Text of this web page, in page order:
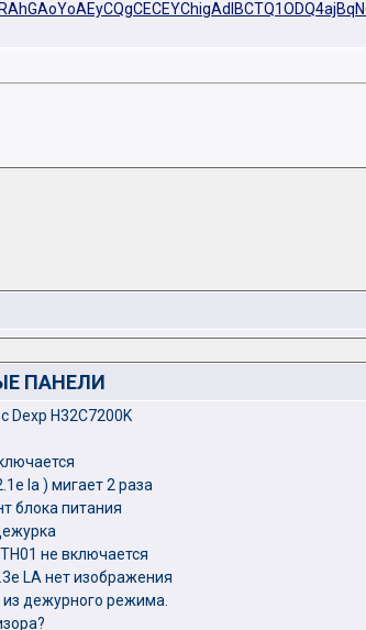
ПАНЕЛИ
Dexp H32C7200K
la ) мигает 2 раза
блока питания
не включается
LA нет изображения
из дежурного режима.